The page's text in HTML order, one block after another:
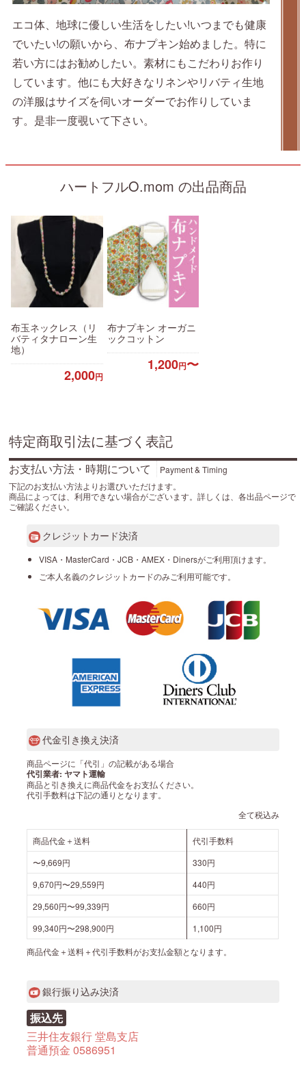
エコ体、地球に優しい生活をしたい!いつまでも健康
でいたい!の願いから、布ナプキン始めました。特に
若い方にはお勧めしたい。素材にもこだわりお作り
しています。他にも大好きなリネンやリバティ生地
の洋服はサイズを伺いオーダーでお作りしていま
す。是非一度覗いて下さい。
ハートフルO.mom の出品商品
布玉ネックレス（リ
バティタナローン生
地）
2,000円
布ナプキン オーガニ
ックコットン
1,200円〜
特定商取引法に基づく表記
お支払い方法・時期について
Payment & Timing
下記のお支払い方法よりお選びいただけます。
商品によっては、利用できない場合がございます。詳しくは、各出品ページで
ご確認ください。
クレジットカード決済
VISA・MasterCard・JCB・AMEX・Dinersがご利用頂けます。
ご本人名義のクレジットカードのみご利用可能です。
代金引き換え決済
商品ページに「代引」の記載がある場合
代引業者: ヤマト運輸
商品と引き換えに商品代金をお支払ください。
代引手数料は下記の通りとなります。
全て税込み
商品代金＋送料
代引手数料
〜9,669円
330円
9,670円〜29,559円
440円
29,560円〜99,339円
660円
99,340円〜298,900円
1,100円
商品代金＋送料＋代引手数料がお支払金額となります。
銀行振り込み決済
振込先
三井住友銀行 堂島支店
普通預金 0586951